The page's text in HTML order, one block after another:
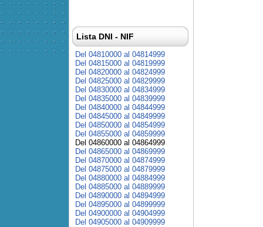
Lista DNI - NIF
Del 04810000 al 04814999
Del 04815000 al 04819999
Del 04820000 al 04824999
Del 04825000 al 04829999
Del 04830000 al 04834999
Del 04835000 al 04839999
Del 04840000 al 04844999
Del 04845000 al 04849999
Del 04850000 al 04854999
Del 04855000 al 04859999
Del 04860000 al 04864999
Del 04865000 al 04869999
Del 04870000 al 04874999
Del 04875000 al 04879999
Del 04880000 al 04884999
Del 04885000 al 04889999
Del 04890000 al 04894999
Del 04895000 al 04899999
Del 04900000 al 04904999
Del 04905000 al 04909999